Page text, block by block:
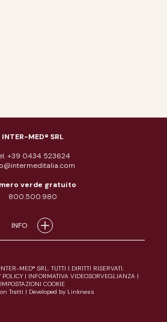
INTER-MED® SRL
+39 0434 523624
verde gratuito
800.500.980
INFO
MED® SRL. TUTTI I DIRITTI RISERVATI.
POLICY| INFORMATIVA VIDEOSORVEGLIANZA |
IMPOSTAZIONI COOKIE
Tratti | Developed by Linkness